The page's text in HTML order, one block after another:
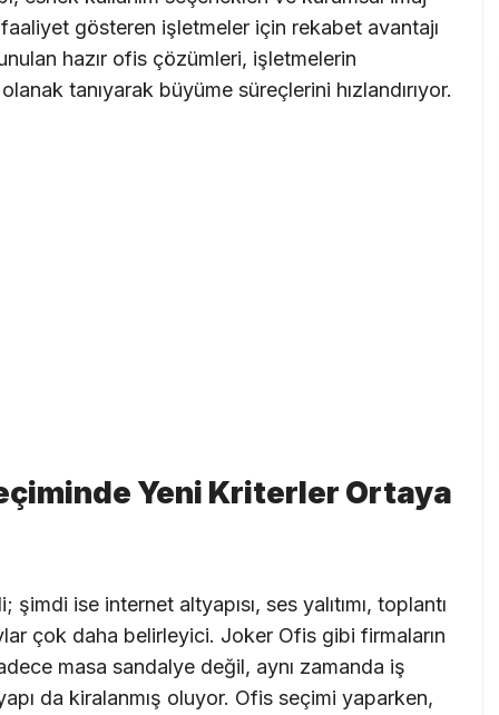
gösteren işletmeler için rekabet avantajı
hazır ofis çözümleri, işletmelerin
tanıyarak büyüme süreçlerini hızlandırıyor.
Yeni Kriterler Ortaya
ise internet altyapısı, ses yalıtımı, toplantı
çok daha belirleyici. Joker Ofis gibi firmaların
masa sandalye değil, aynı zamanda iş
da kiralanmış oluyor. Ofis seçimi yaparken,